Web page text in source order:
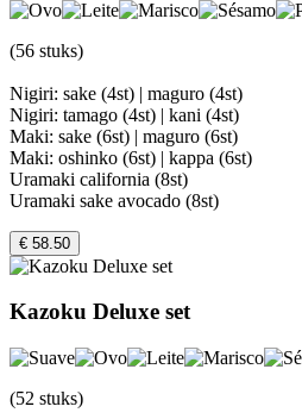
(56 stuks)
Nigiri: sake (4st) | maguro (4st)
Nigiri: tamago (4st) | kani (4st)
Maki: sake (6st) | maguro (6st)
Maki: oshinko (6st) | kappa (6st)
Uramaki california (8st)
Uramaki sake avocado (8st)
€ 58.50
Kazoku Deluxe set
(52 stuks)